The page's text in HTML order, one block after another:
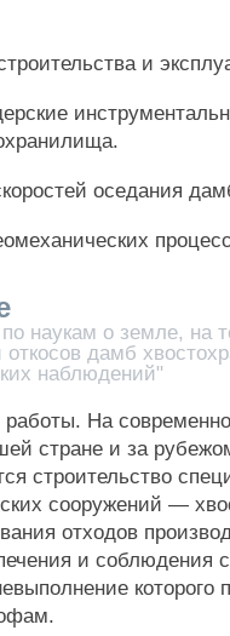
и
оседания
наукам о земле, на
откосов дамб
наблюдений"
работы. На
стране и за
строительство
сооружений —
отходов
и соблюдения